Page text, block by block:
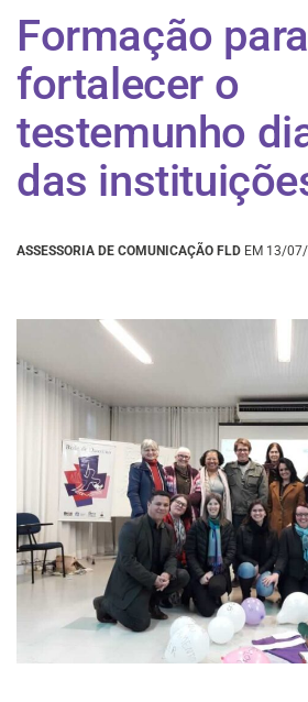
Formação para
fortalecer o
testemunho
das
ASSESSORIA DE COMUNICAÇÃO FLD EM 13/